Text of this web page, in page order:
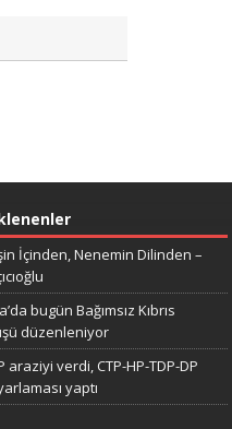
İçinden, Nenemin Dilinden –
bugün Bağımsız Kıbrıs
düzenleniyor
araziyi verdi, CTP-HP-TDP-DP
yaptı